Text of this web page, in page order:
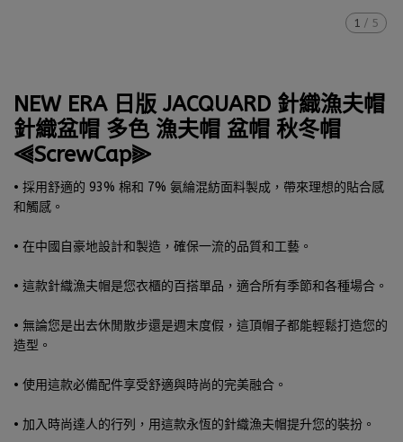
1 / 5
NEW ERA 日版 JACQUARD 針織漁夫帽
針織盆帽 多色 漁夫帽 盆帽 秋冬帽
⫷ScrewCap⫸
• 採用舒適的 93% 棉和 7% 氨綸混紡面料製成，帶來理想的貼合感
和觸感。
• 在中國自豪地設計和製造，確保一流的品質和工藝。
• 這款針織漁夫帽是您衣櫃的百搭單品，適合所有季節和各種場合。
• 無論您是出去休閒散步還是週末度假，這頂帽子都能輕鬆打造您的
造型。
• 使用這款必備配件享受舒適與時尚的完美融合。
• 加入時尚達人的行列，用這款永恆的針織漁夫帽提升您的裝扮。